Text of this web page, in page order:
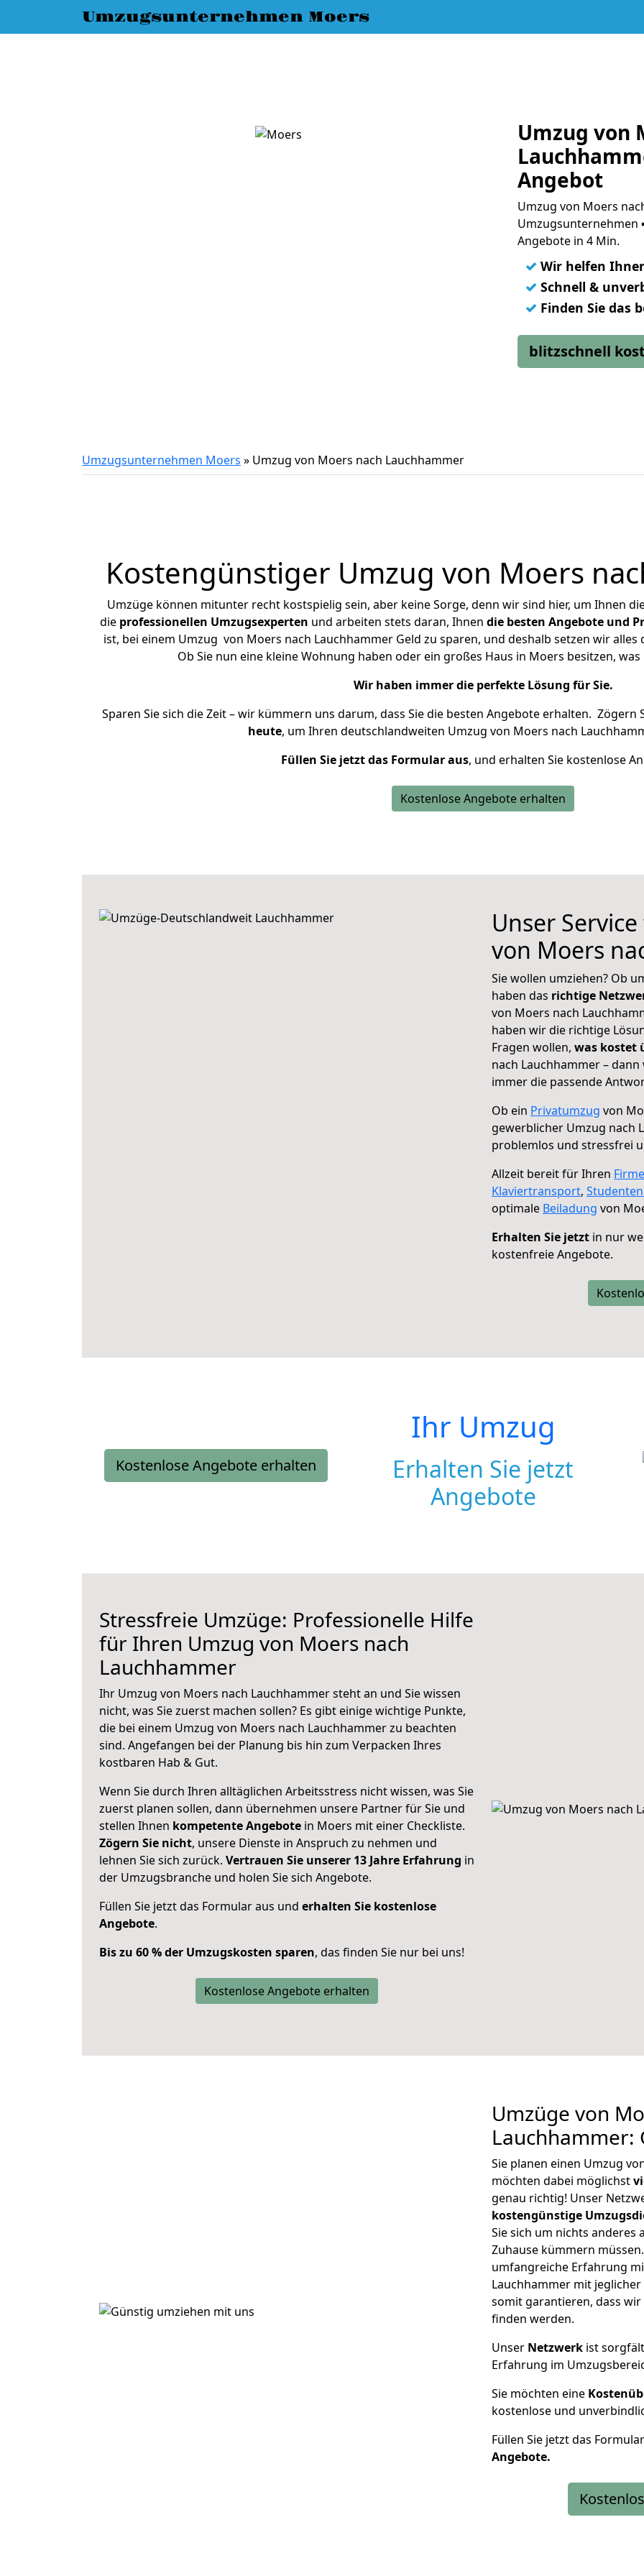
Umzugsunternehmen Moers
Umzug von
Angebot
Umzug von Moers
Umzugsunternehmen
Angebote in 4 Min.
✓ Wir helfen
✓ Schnell &
✓ Finden Sie das
blitzschnell
Umzugsunternehmen Moers » Umzug von Moers nach Lauchhammer
Kostengünstiger Umzug von Moers
Umzüge können mitunter recht kostspielig sein, aber keine Sorge, denn wir sind hier, um Ihnen
die professionellen Umzugsexperten und arbeiten stets daran, Ihnen die besten Angebote und
ist, bei einem Umzug von Moers nach Lauchhammer Geld zu sparen, und deshalb setzen wir
Ob Sie nun eine kleine Wohnung haben oder ein großes Haus in Moers besitzen,
Wir haben immer die perfekte Lösung für Sie.
Sparen Sie sich die Zeit – wir kümmern uns darum, dass Sie die besten Angebote erhalten. Zögern
heute, um Ihren deutschlandweiten Umzug von Moers nach
Füllen Sie jetzt das Formular aus, und erhalten Sie kostenlose
Kostenlose Angebote erhalten
Unser
von Moers
Sie wollen umziehen? Ob
haben das richtige
von Moers nach
haben wir die richtige
Fragen wollen, was kostet
nach Lauchhammer –
immer die passende
Ob ein Privatumzug von
gewerblicher Umzug nach
problemlos und stressfrei
Allzeit bereit für Ihren
Klaviertransport,
optimale Beiladung von
Erhalten Sie jetzt in nur
kostenfreie Angebote.
Kostenlose Angebote erhalten
Ihr Umzug
Erhalten Sie jetzt
Angebote
Stressfreie Umzüge: Professionelle Hilfe
für Ihren Umzug von Moers nach
Lauchhammer
Ihr Umzug von Moers nach Lauchhammer steht an und Sie wissen
nicht, was Sie zuerst machen sollen? Es gibt einige wichtige Punkte,
die bei einem Umzug von Moers nach Lauchhammer zu beachten
sind. Angefangen bei der Planung bis hin zum Verpacken Ihres
kostbaren Hab & Gut.
Wenn Sie durch Ihren alltäglichen Arbeitsstress nicht wissen, was Sie
zuerst planen sollen, dann übernehmen unsere Partner für Sie und
stellen Ihnen kompetente Angebote in Moers mit einer Checkliste.
Zögern Sie nicht, unsere Dienste in Anspruch zu nehmen und
lehnen Sie sich zurück. Vertrauen Sie unserer 13 Jahre Erfahrung in
der Umzugsbranche und holen Sie sich Angebote.
Füllen Sie jetzt das Formular aus und erhalten Sie kostenlose
Angebote.
Bis zu 60 % der Umzugskosten sparen, das finden Sie nur bei uns!
Kostenlose Angebote erhalten
Umzüge von
Lauchhammer:
Sie planen einen Umzug
möchten dabei möglichst
genau richtig! Unser
kostengünstige
Sie sich um nichts anderes
Zuhause kümmern
umfangreiche Erfahrung
Lauchhammer mit
somit garantieren, dass
finden werden.
Unser Netzwerk ist
Erfahrung im
Sie möchten eine
kostenlose und
Füllen Sie jetzt das
Angebote.